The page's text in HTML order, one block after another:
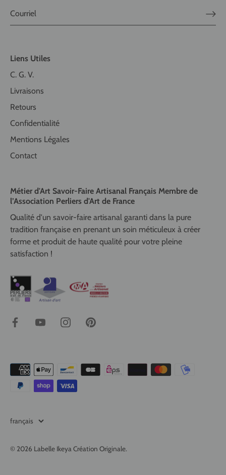
Liens Utiles
C. G. V.
Livraisons
Retours
Confidentialité
Mentions Légales
Contact
Métier d'Art Savoir-Faire Artisanal Français Membre de
l’Association Perliers d'Art de France
Qualité d'un savoir-faire artisanal garanti dans la pure
tradition française en prenant un soin méticuleux à créer
forme et produit de haute qualité pour votre pleine
satisfaction !
Langue
français
© 2026 Labelle Ikeya Création Originale.